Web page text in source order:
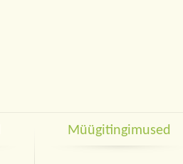
Müügitingimused